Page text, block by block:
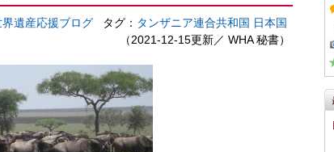
界遺産応援ブログタグ： タンザニア連合共和国
日本国
（2021-12-15更新／ WHA 秘書）